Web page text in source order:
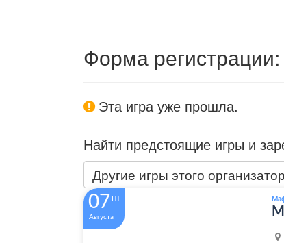
Форма регистрации:
Эта игра уже прошла.
Найти предстоящие игры и
Другие игры этого
07 ПТ
Августа